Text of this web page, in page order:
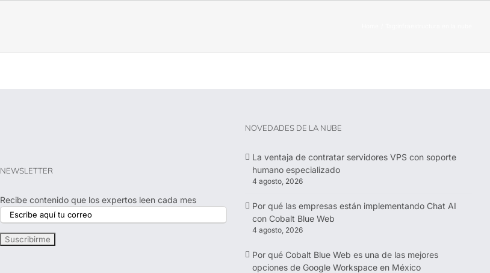
NEWSLETTER
Recibe contenido que los expertos leen cada mes
NOVEDADES DE LA NUBE
La ventaja de contratar servidores VPS con soporte
humano especializado
4 agosto, 2026
Por qué las empresas están implementando Chat AI
con Cobalt Blue Web
4 agosto, 2026
Por qué Cobalt Blue Web es una de las mejores
opciones de Google Workspace en México